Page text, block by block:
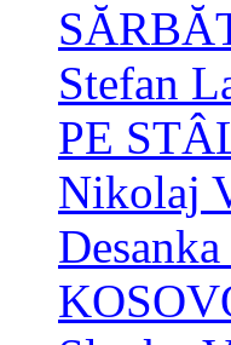
Stefan
PE
Nikolaj